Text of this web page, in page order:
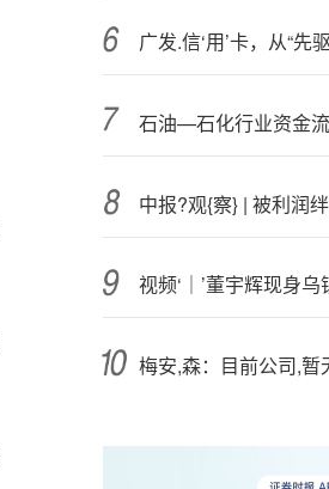
广发.信‘用’卡，从“先
梅安,森：目前公司,暂